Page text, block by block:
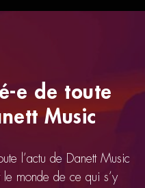
e de toute
Music
l’actu de Danett Music
le monde de ce qui s’y